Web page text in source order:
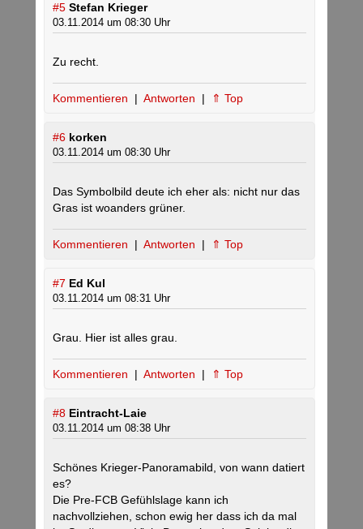
#5 Stefan Krieger
03.11.2014 um 08:30 Uhr
Zu recht.
Kommentieren | Antworten | ⇑ Top
#6 korken
03.11.2014 um 08:30 Uhr
Das Symbolbild deute ich eher als: nicht nur das
Gras ist woanders grüner.
Kommentieren | Antworten | ⇑ Top
#7 Ed Kul
03.11.2014 um 08:31 Uhr
Grau. Hier ist alles grau.
Kommentieren | Antworten | ⇑ Top
#8 Eintracht-Laie
03.11.2014 um 08:38 Uhr
Schönes Krieger-Panoramabild, von wann datiert
es?
Die Pre-FCB Gefühlslage kann ich
nachvollziehen, schon ewig her dass ich da mal